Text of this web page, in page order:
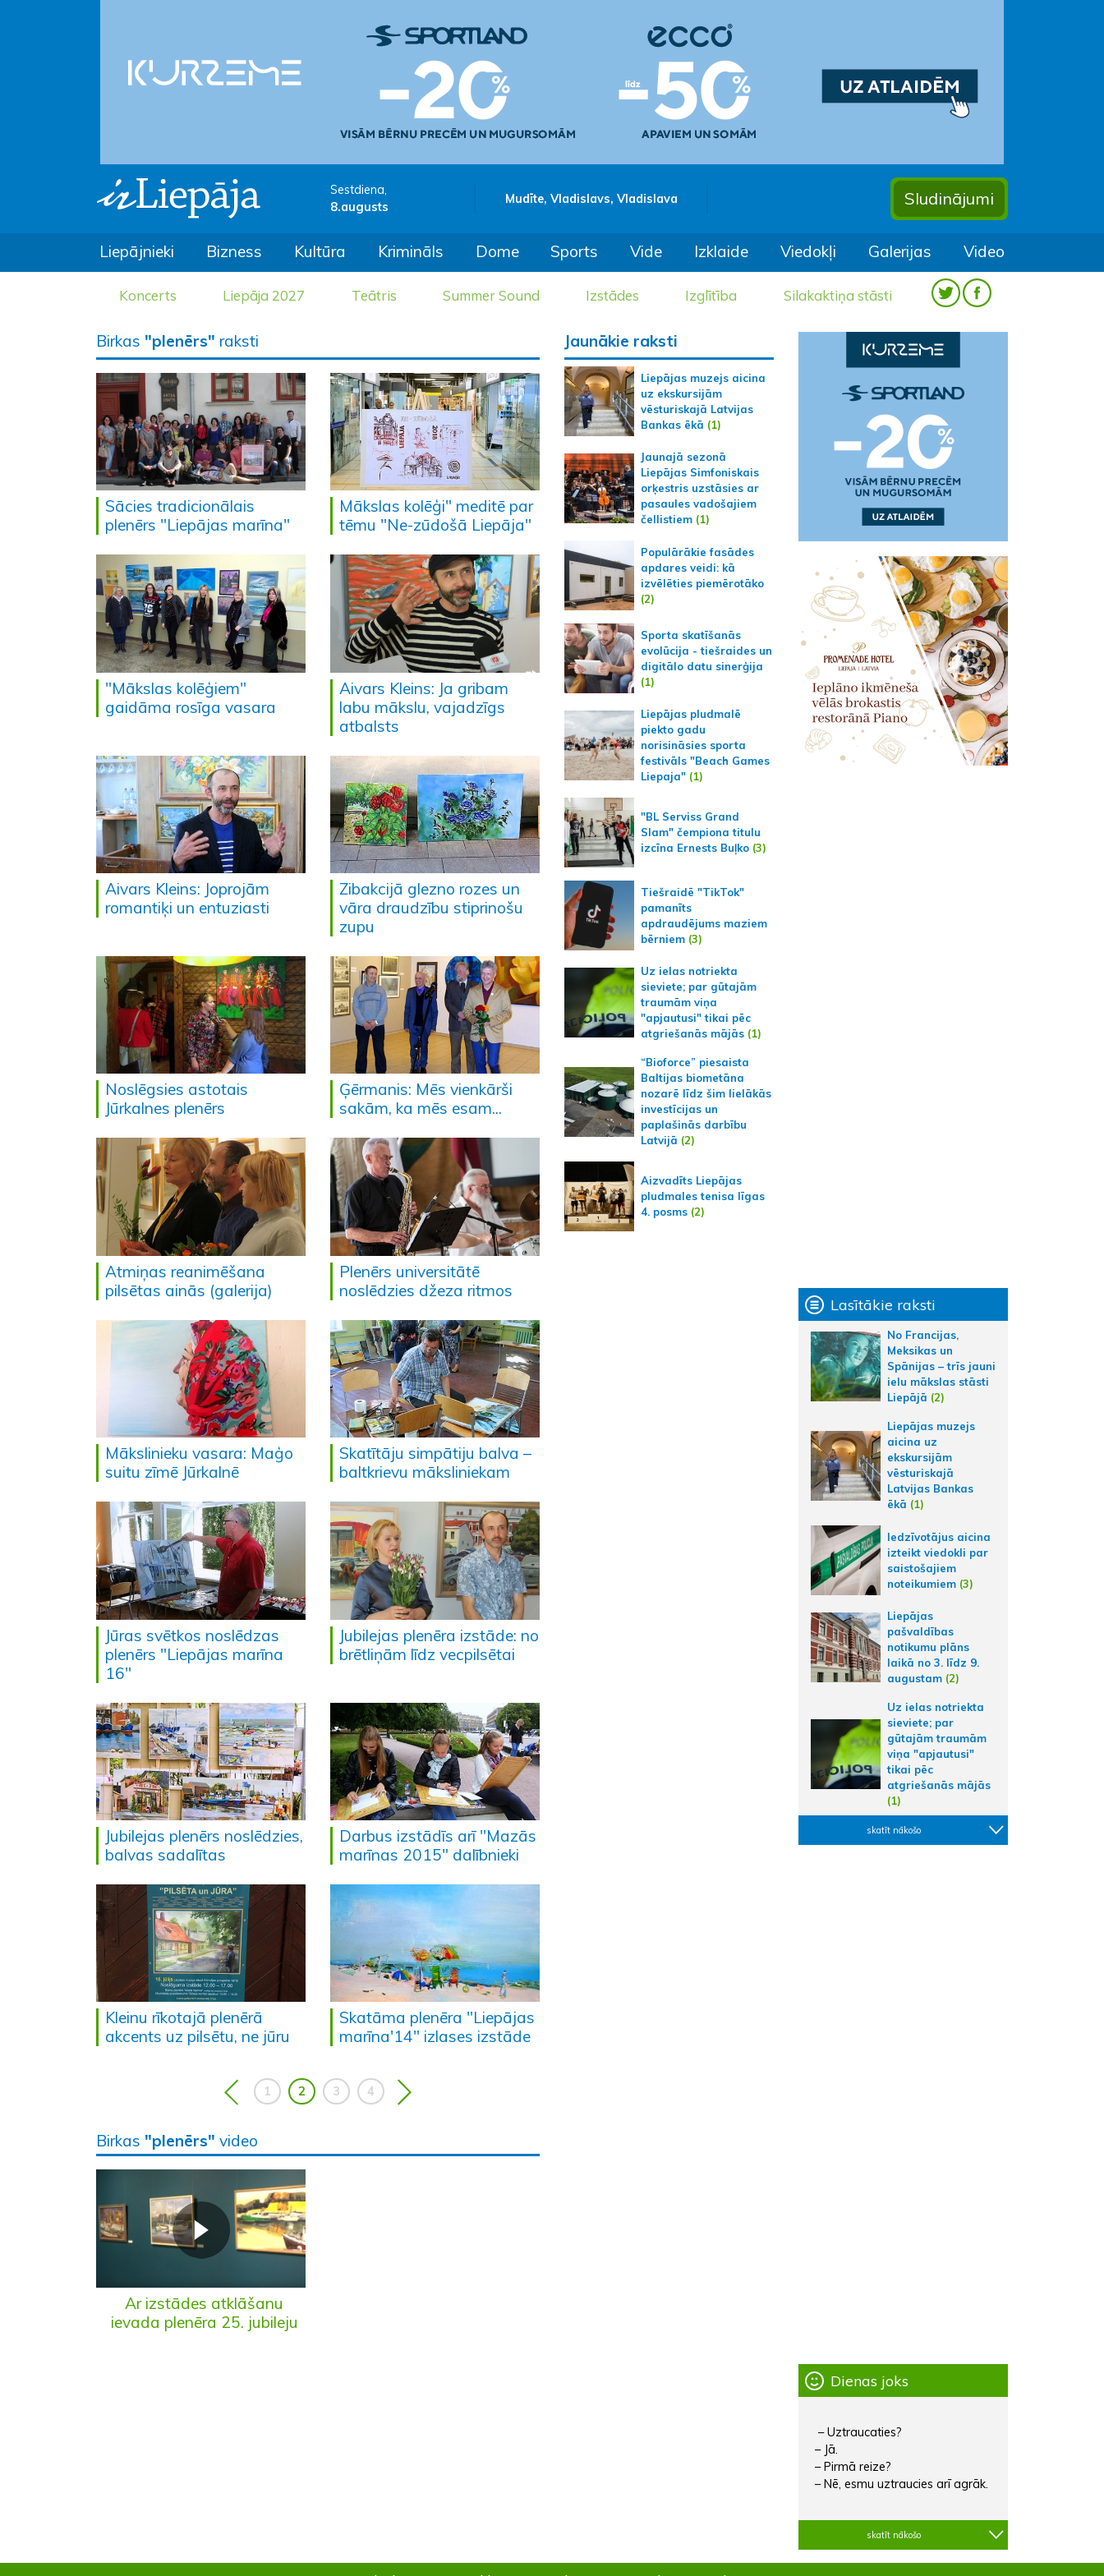
Sestdiena,
8.augusts
Mudīte, Vladislavs, Vladislava Sludinājumi
Liepājnieki Bizness Kultūra Krimināls Dome Sports Vide Izklaide Viedokļi Galerijas Video
Koncerts Liepāja 2027 Teātris Summer Sound Izstādes Izglītība Silakaktiņa stāsti
Birkas "plenērs" raksti
Sācies tradicionālais
plenērs "Liepājas marīna"
Mākslas kolēģi" meditē par
tēmu "Ne-zūdošā Liepāja"
"Mākslas kolēģiem"
gaidāma rosīga vasara
Aivars Kleins: Ja gribam
labu mākslu, vajadzīgs
atbalsts
Aivars Kleins: Joprojām
romantiķi un entuziasti
Zibakcijā glezno rozes un
vāra draudzību stiprinošu
zupu
Noslēgsies astotais
Jūrkalnes plenērs
Ģērmanis: Mēs vienkārši
sakām, ka mēs esam...
Atmiņas reanimēšana
pilsētas ainās (galerija)
Plenērs universitātē
noslēdzies džeza ritmos
Mākslinieku vasara: Maģo
suitu zīmē Jūrkalnē
Skatītāju simpātiju balva –
baltkrievu māksliniekam
Jūras svētkos noslēdzas
plenērs "Liepājas marīna
16"
Jubilejas plenēra izstāde: no
brētliņām līdz vecpilsētai
Jubilejas plenērs noslēdzies,
balvas sadalītas
Darbus izstādīs arī "Mazās
marīnas 2015" dalībnieki
Kleinu rīkotajā plenērā
akcents uz pilsētu, ne jūru
Skatāma plenēra "Liepājas
marīna'14" izlases izstāde
1 2 3 4
Birkas "plenērs" video
Ar izstādes atklāšanu
ievada plenēra 25. jubileju
Jaunākie raksti
Liepājas muzejs aicina
uz ekskursijām
vēsturiskajā Latvijas
Bankas ēkā (1)
Jaunajā sezonā
Liepājas Simfoniskais
orķestris uzstāsies ar
pasaules vadošajiem
čellistiem (1)
Populārākie fasādes
apdares veidi: kā
izvēlēties piemērotāko
(2)
Sporta skatīšanās
evolūcija - tiešraides un
digitālo datu sinerģija
(1)
Liepājas pludmalē
piekto gadu
norisināsies sporta
festivāls "Beach Games
Liepaja" (1)
"BL Serviss Grand
Slam" čempiona titulu
izcīna Ernests Buļko (3)
Tiešraidē "TikTok"
pamanīts
apdraudējums maziem
bērniem (3)
Uz ielas notriekta
sieviete; par gūtajām
traumām viņa
"apjautusi" tikai pēc
atgriešanās mājās (1)
“Bioforce” piesaista
Baltijas biometāna
nozarē līdz šim lielākās
investīcijas un
paplašinās darbību
Latvijā (2)
Aizvadīts Liepājas
pludmales tenisa līgas
4. posms (2)
Lasītākie raksti
No Francijas,
Meksikas un
Spānijas – trīs jauni
ielu mākslas stāsti
Liepājā (2)
Liepājas muzejs
aicina uz
ekskursijām
vēsturiskajā
Latvijas Bankas
ēkā (1)
Iedzīvotājus aicina
izteikt viedokli par
saistošajiem
noteikumiem (3)
Liepājas
pašvaldības
notikumu plāns
laikā no 3. līdz 9.
augustam (2)
Uz ielas notriekta
sieviete; par
gūtajām traumām
viņa "apjautusi"
tikai pēc
atgriešanās mājās
(1)
skatīt nākošo
Dienas joks
– Uztraucaties?
– Jā.
– Pirmā reize?
– Nē, esmu uztraucies arī agrāk.
skatīt nākošo